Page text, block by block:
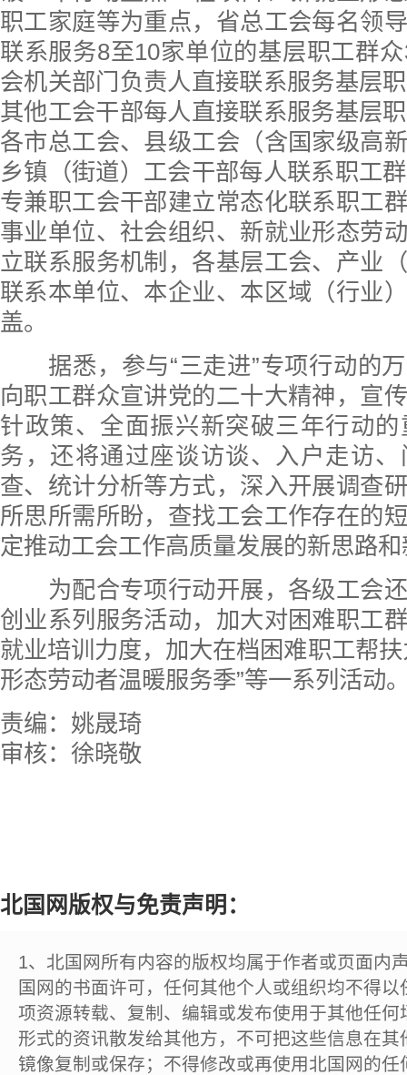
职工家庭等为重点，省总工会每名领
联系服务8至10家单位的基层职工群
会机关部门负责人直接联系服务基层
其他工会干部每人直接联系服务基层
各市总工会、县级工会（含国家级高
乡镇（街道）工会干部每人联系职工
专兼职工会干部建立常态化联系职工
事业单位、社会组织、新就业形态劳
立联系服务机制，各基层工会、产业
联系本单位、本企业、本区域（行业
盖。
据悉，参与“三走进”专项行动的万
向职工群众宣讲党的二十大精神，宣
针政策、全面振兴新突破三年行动
务，还将通过座谈访谈、入户走访
查、统计分析等方式，深入开展调查
所思所需所盼，查找工会工作存在的
定推动工会工作高质量发展的新思路
为配合专项行动开展，各级工会还
创业系列服务活动，加大对困难职工
就业培训力度，加大在档困难职工帮
形态劳动者温暖服务季”等一系列活动
责编：姚晟琦
审核：徐晓敬
北国网版权与免责声明：
1、北国网所有内容的版权均属于作者或页面内
国网的书面许可，任何其他个人或组织均不得
项资源转载、复制、编辑或发布使用于其他任
形式的资讯散发给其他方，不可把这些信息在
镜像复制或保存；不得修改或再使用北国网的